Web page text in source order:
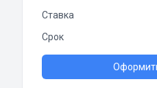
Ставка
Срок